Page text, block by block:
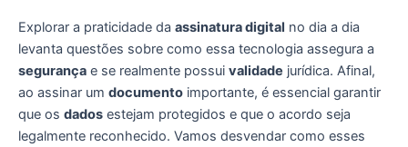
Explorar a praticidade da assinatura digital no dia a dia
levanta questões sobre como essa tecnologia assegura a
segurança e se realmente possui validade jurídica. Afinal,
ao assinar um documento importante, é essencial garantir
que os dados estejam protegidos e que o acordo seja
legalmente reconhecido. Vamos desvendar como esses